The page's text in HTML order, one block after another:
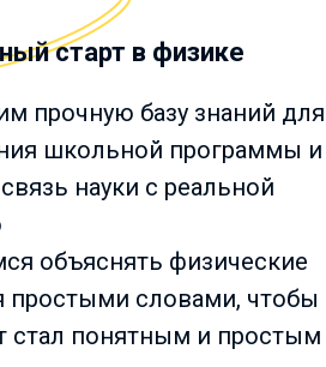
старт в физике
прочную базу знаний для
школьной программы и
науки с реальной
объяснять физические
простыми словами, чтобы
стал понятным и простым